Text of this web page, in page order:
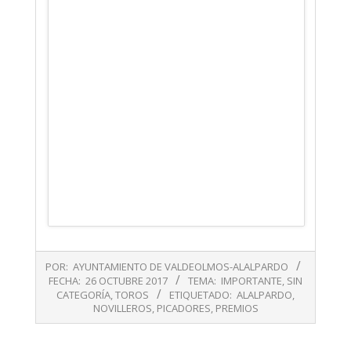
10-
POR: AYUNTAMIENTO DE VALDEOLMOS-ALALPARDO
FECHA: 26 OCTUBRE 2017 TEMA: IMPORTANTE SIN
CATEGORÍA TOROS ETIQUETADO: ALALPARDO
NOVILLEROS PICADORES PREMIOS